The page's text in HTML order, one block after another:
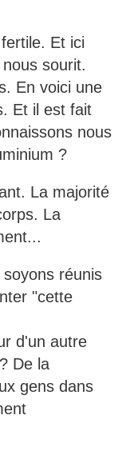
Et ici
sourit.
En voici une
Et il est fait
nous
?
La majorité
La
réunis
"cette
d'un autre
De la
gens dans